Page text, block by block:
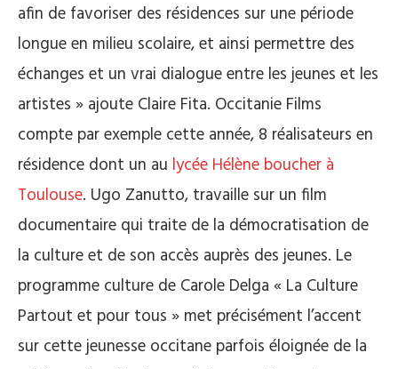
afin de favoriser des résidences sur une période
longue en milieu scolaire, et ainsi permettre des
échanges et un vrai dialogue entre les jeunes et les
artistes » ajoute Claire Fita. Occitanie Films
compte par exemple cette année, 8 réalisateurs en
résidence dont un au lycée Hélène boucher à
Toulouse. Ugo Zanutto, travaille sur un film
documentaire qui traite de la démocratisation de
la culture et de son accès auprès des jeunes. Le
programme culture de Carole Delga « La Culture
Partout et pour tous » met précisément l’accent
sur cette jeunesse occitane parfois éloignée de la